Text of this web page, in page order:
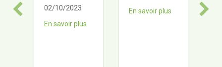
02/10/2023
En savoir plus
En savoir plus